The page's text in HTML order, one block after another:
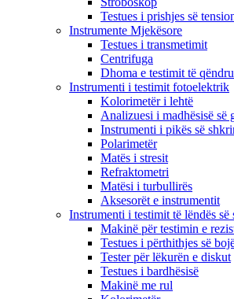
Testues i prishjes së
Instrumente Mjekësore
Testues i transmetimit
Centrifuga
Dhoma e testimit të
Instrumenti i testimit fotoelektrik
Kolorimetër i lehtë
Analizuesi i madhësisë së
Instrumenti i pikës së
Polarimetër
Matës i stresit
Refraktometri
Matësi i turbullirës
Aksesorët e instrumentit
Instrumenti i testimit të lëndës së
Makinë për testimin e
Testues i përthithjes së
Tester për lëkurën e diskut
Testues i bardhësisë
Makinë me rul